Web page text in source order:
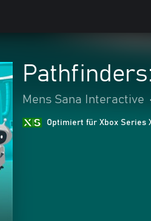
Mens Sana Interactive •
Optimiert für Xbox Series